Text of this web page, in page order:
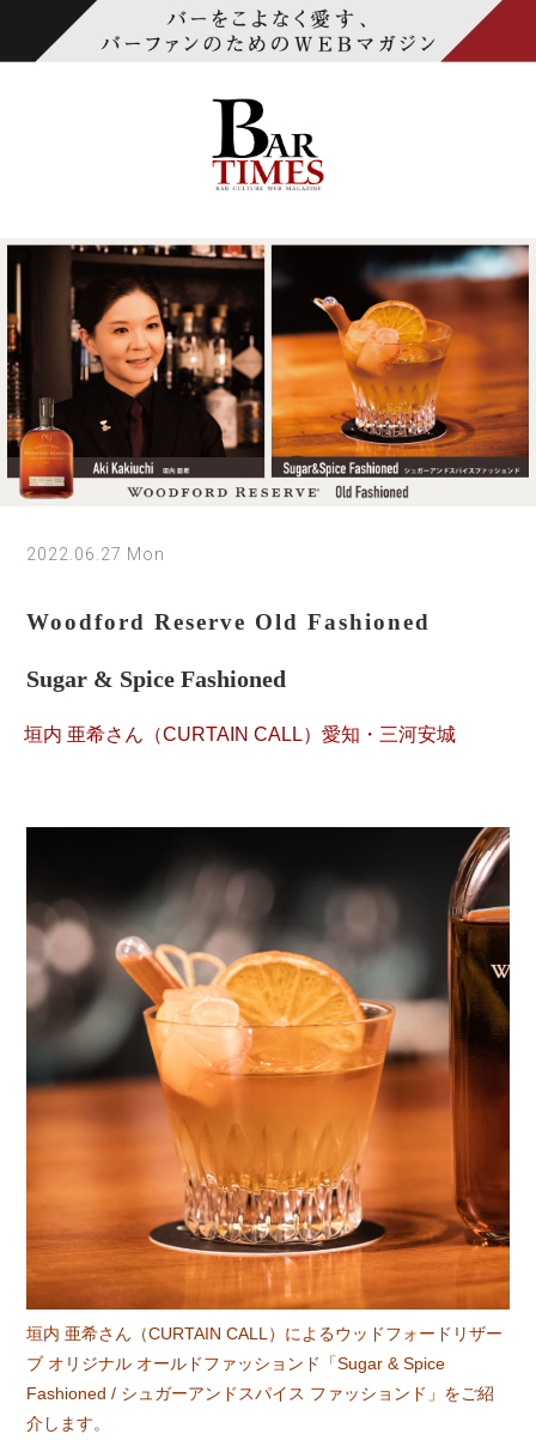
2022.06.27 Mon
Woodford Reserve Old Fashioned
Sugar & Spice Fashioned
垣内 亜希さん（CURTAIN CALL）愛知・三河安城
垣内 亜希さん（CURTAIN CALL）によるウッドフォードリザー
ブ オリジナル オールドファッションド「Sugar & Spice
Fashioned / シュガーアンドスパイス ファッションド」をご紹
介します。